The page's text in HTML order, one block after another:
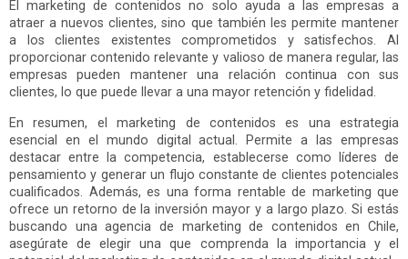
El marketing de contenidos no solo ayuda a las empresas a
atraer a nuevos clientes, sino que también les permite mantener
a los clientes existentes comprometidos y satisfechos. Al
proporcionar contenido relevante y valioso de manera regular, las
empresas pueden mantener una relación continua con sus
clientes, lo que puede llevar a una mayor retención y fidelidad.
En resumen, el marketing de contenidos es una estrategia
esencial en el mundo digital actual. Permite a las empresas
destacar entre la competencia, establecerse como líderes de
pensamiento y generar un flujo constante de clientes potenciales
cualificados. Además, es una forma rentable de marketing que
ofrece un retorno de la inversión mayor y a largo plazo. Si estás
buscando una agencia de marketing de contenidos en Chile,
asegúrate de elegir una que comprenda la importancia y el